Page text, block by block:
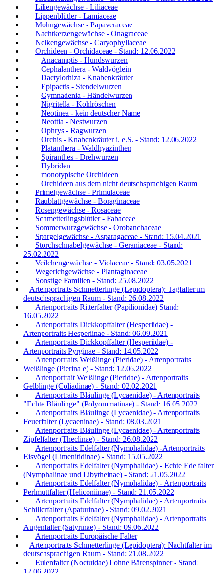
Liliengewächse - Liliaceae
Lippenblütler - Lamiaceae
Mohngewächse - Papaveraceae
Nachtkerzengewächse - Onagraceae
Nelkengewächse - Caryophyllaceae
Orchideen - Orchidaceae - Stand: 12.06.2022
Anacamptis - Hundswurzen
Cephalanthera - Waldvöglein
Dactylorhiza - Knabenkräuter
Epipactis - Stendelwurzen
Gymnadenia - Händelwurzen
Nigritella - Kohlröschen
Neotinea - kein deutscher Name
Neottia - Nestwurzen
Ophrys - Ragwurzen
Orchis - Knabenkräuter i. e.S. - Stand: 12.06.2022
Platanthera - Waldhyazinthen
Spiranthes - Drehwurzen
Hybriden
monotypische Orchideen
Orchideen aus dem nicht deutschsprachigen Raum
Primelgewächse - Primulaceae
Raublattgewächse - Boraginaceae
Rosengewächse - Rosaceae
Schmetterlingsblütler - Fabaceae
Sommerwurzgewächse - Orobanchaceae
Spargelgewächse - Asparagaceae - Stand: 15.04.2021
Storchschnabelgewächse - Geraniaceae - Stand:
25.02.2022
Veilchengewächse - Violaceae - Stand: 03.05.2021
Wegerichgewächse - Plantaginaceae
Sonstige Familien - Stand: 25.08.2022
Artenportraits Schmetterlinge (Lepidoptera): Tagfalter im
deutschsprachigen Raum - Stand: 26.08.2022
Artenportraits Ritterfalter (Papilionidae) Stand:
16.05.2022
Artenportraits Dickkopffalter (Hesperiidae) -
Artenportraits Hesperiinae - Stand: 06.09.2021
Artenportraits Dickkopffalter (Hesperiidae) -
Artenportraits Pyrginae - Stand: 14.05.2022
Artenportraits Weißlinge (Pieridae) - Artenportraits
Weißlinge (Pierina e) - Stand: 12.06.2022
Artenportrait Weißlinge (Pieridae) - Artenportraits
Gelblinge (Coliadinae) - Stand: 02.02.2021
Artenportraits Bläulinge (Lycaenidae) - Artenportraits
"Echte Bläulinge" (Polyommatinae) - Stand: 16.05.2022
Artenportraits Bläulinge (Lycaenidae) - Artenportraits
Feuerfalter (Lycaeninae) - Stand: 08.03.2021
Artenportraits Bläulinge (Lycaenidae) - Artenportraits
Zipfelfalter (Theclinae) - Stand: 26.08.2022
Artenportraits Edelfalter (Nymphalidae) -Artenportraits
Eisvögel (Limenitidinae) - Stand: 15.05.2022
Artenportraits Edelfalter (Nymphalidae) - Echte Edelfalter
(Nymphalinae und Libytheinae) - Stand: 21.05.2022
Artenportraits Edelfalter (Nymphalidae) - Artenportraits
Perlmuttfalter (Heliconiinae) - Stand: 21.05.2022
Artenportraits Edelfalter (Nymphalidae) - Artenportraits
Schillerfalter (Apaturinae) - Stand: 09.02.2021
Artenportraits Edelfalter (Nymphalidae) - Artenportraits
Augenfalter (Satyrinae) - Stand: 09.06.2022
Artenportraits Europäische Falter
Artenportraits Schmetterlinge (Lepidoptera): Nachtfalter im
deutschsprachigen Raum - Stand: 21.08.2022
Eulenfalter (Noctuidae) I ohne Bärenspinner - Stand: